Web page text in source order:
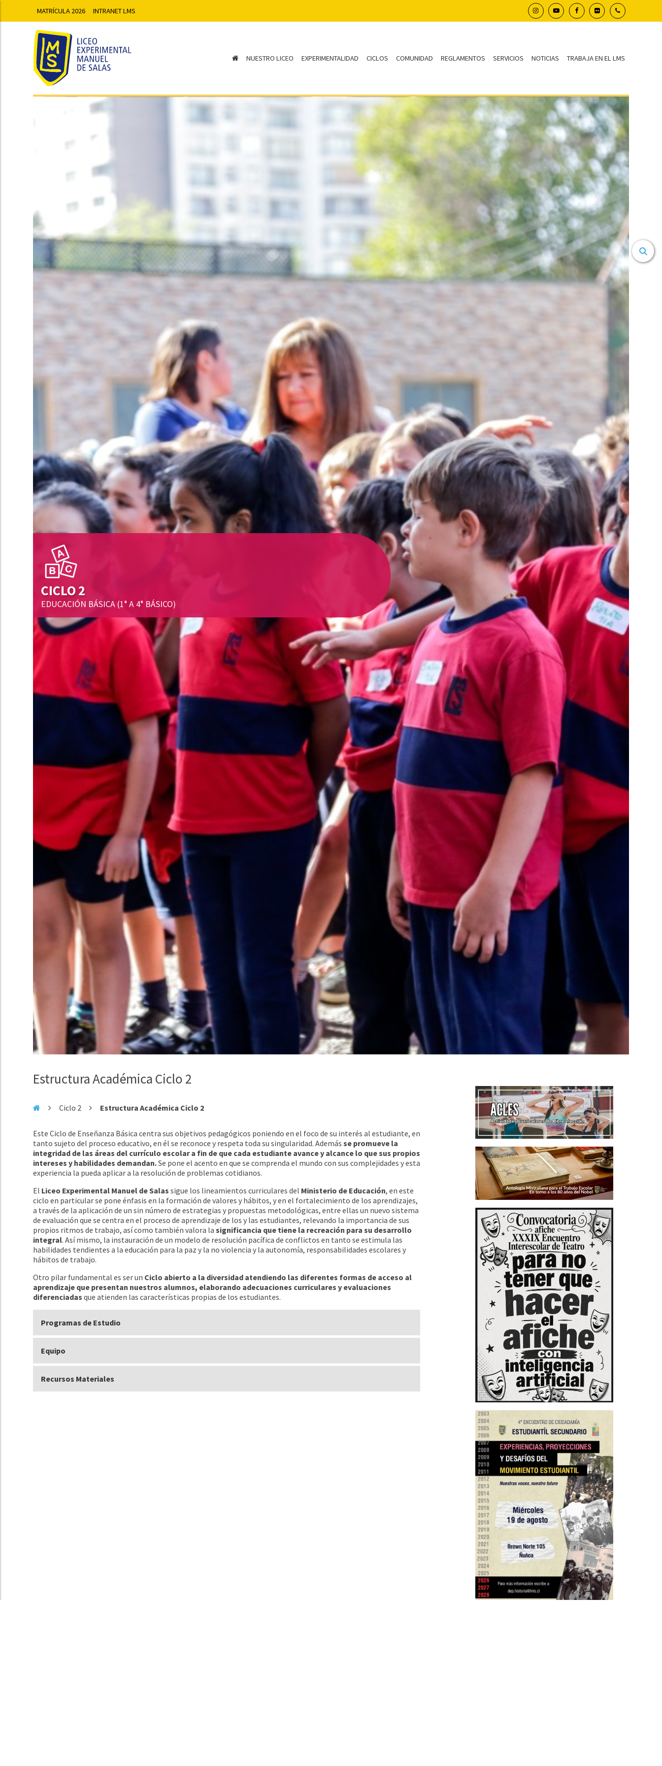
MATRÍCULA 2026 INTRANET LMS
NUESTRO LICEO EXPERIMENTALIDAD CICLOS COMUNIDAD REGLAMENTOS SERVICIOS NOTICIAS TRABAJA EN EL LMS
CICLO 2
EDUCACIÓN BÁSICA (1° A 4° BÁSICO)
Estructura Académica Ciclo 2
Ciclo 2 Estructura Académica Ciclo 2
Este Ciclo de Enseñanza Básica centra sus objetivos pedagógicos poniendo en el foco de su interés al estudiante, en
tanto sujeto del proceso educativo, en él se reconoce y respeta toda su singularidad. Ademásse promueve la
integridad de las áreas del currículo escolar a fin de que cada estudiante avance y alcance lo que sus propios
intereses y habilidades demandan.Se pone el acento en que se comprenda el mundo con sus complejidades y esta
experiencia la pueda aplicar a la resolución de problemas cotidianos.
El Liceo Experimental Manuel de Salas sigue los lineamientos curriculares del Ministerio de Educación, en este
ciclo en particular se pone énfasis en la formación de valores y hábitos, y en el fortalecimiento de los aprendizajes,
a través de la aplicación de un sin número de estrategias y propuestas metodológicas, entre ellas un nuevo sistema
de evaluación que se centra en el proceso de aprendizaje de los y las estudiantes, relevando la importancia de sus
propios ritmos de trabajo, así como también valora lasignificancia que tiene la recreación para su desarrollo
integral. Así mismo, la instauración de un modelo de resolución pacífica de conflictos en tanto se estimula las
habilidades tendientes a la educación para la paz y la no violencia y la autonomía, responsabilidades escolares y
hábitos de trabajo.
Otro pilar fundamental es ser un Ciclo abierto a la diversidad atendiendo las diferentes formas de acceso al
aprendizaje que presentan nuestros alumnos, elaborando adecuaciones curriculares y evaluaciones
diferenciadasque atienden las características propias de los estudiantes.
Programas de Estudio
Equipo
Recursos Materiales